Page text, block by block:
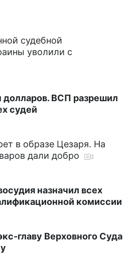
судебной
уволили с
долларов. ВСП разрешил
судей
в образе Цезаря. На
дали добро
назначил всех
комиссии
главу Верховного Суда